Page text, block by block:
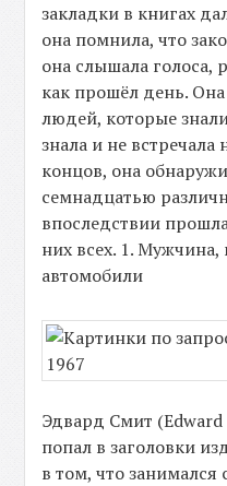
закладки в книгах
она помнила, что
она слышала голоса,
как прошёл день. Она
людей, которые
знала и не
концов, она
семнадцатью
впоследствии
них всех. 1.
автомобили
Эдвард Смит
попал в заголовки
в том, что занимался